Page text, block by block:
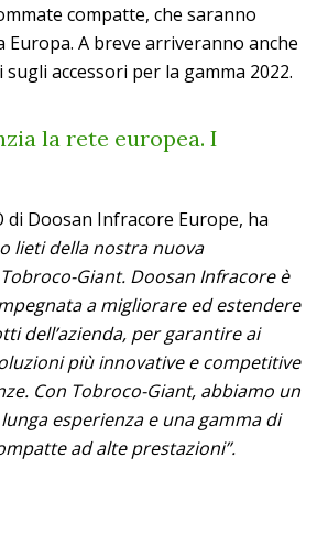
compatte, che saranno
A breve arriveranno anche
accessori per la gamma 2022.
la rete europea. I
di Doosan Infracore Europe, ha
lieti della nostra nuova
Giant. Doosan Infracore è
a migliorare ed estendere
dell’azienda, per garantire ai
più innovative e competitive
Con Tobroco-Giant, abbiamo un
esperienza e una gamma di
ad alte prestazioni”.